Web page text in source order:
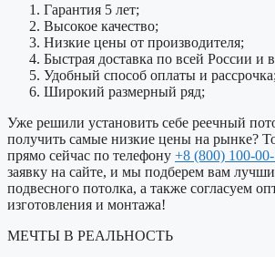
Гарантия 5 лет;
Высокое качество;
Низкие цены от производителя;
Быстрая доставка по всей России и
Удобный способ оплаты и рассрочка;
Широкий размерный ряд;
Уже решили установить себе реечный
получить самые низкие цены на рынке?
прямо сейчас по телефону +8 (800) 100-
заявку на сайте, и мы подберем вам
подвесного потолка, а также согласуем
изготовления и монтажа!
МЕЧТЫ В РЕАЛЬНОСТЬ